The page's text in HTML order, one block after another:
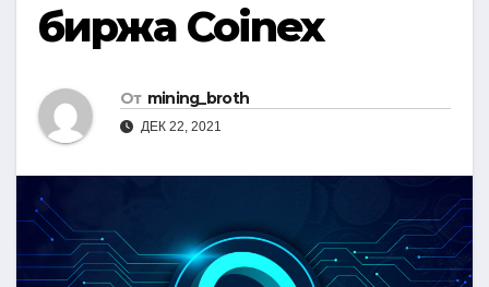
биржа Coinex
От mining_broth
ДЕК 22, 2021